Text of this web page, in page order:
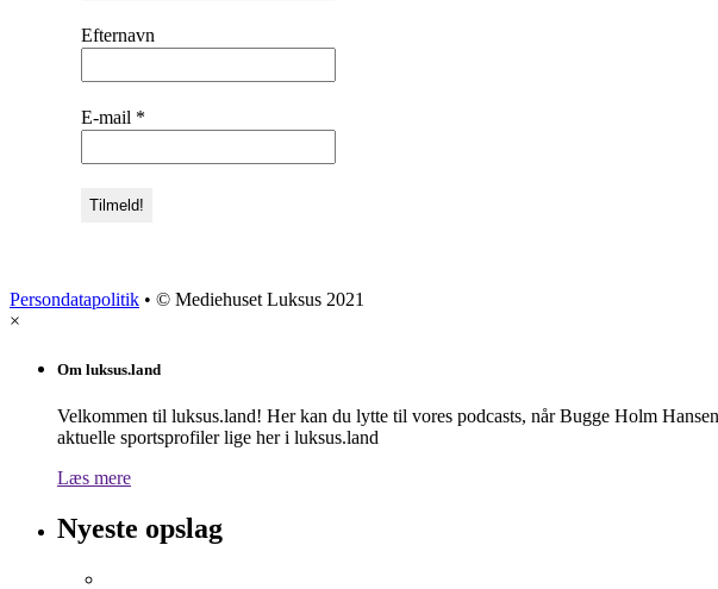
Efternavn
E-mail *
Persondatapolitik • © Mediehuset Luksus 2021
×
Om luksus.land
Velkommen til luksus.land! Her kan du lytte til vores podcasts, når Bugge Holm
aktuelle sportsprofiler lige her i luksus.land
Læs mere
Nyeste opslag